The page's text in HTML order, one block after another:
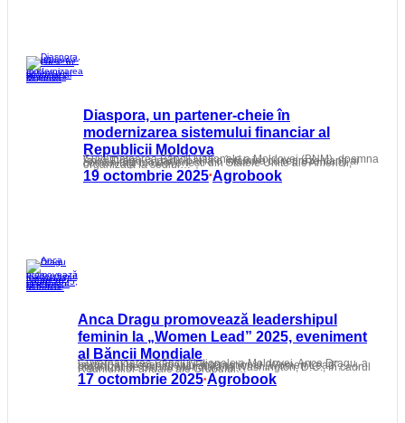
Diaspora, un partener-cheie în
modernizarea sistemului financiar al
Republicii Moldova
Guvernatoarea Băncii Naționale a Moldovei (BNM), doamna Anca Dragu, a participat la o întâlnire cu reprezentanți ai comunității moldovenești din Statele Unite ale Americii, organizată la sediul…
19 octombrie 2025•Agrobook
Anca Dragu promovează leadershipul
feminin la „Women Lead” 2025, eveniment
al Băncii Mondiale
Guvernatoarea Băncii Naționale a Moldovei, Anca Dragu, a participat la evenimentul internațional „Women Lead”, organizat de Banca Mondială la Washington, D.C., în cadrul Reuniunilor anuale ale Grupului…
17 octombrie 2025•Agrobook